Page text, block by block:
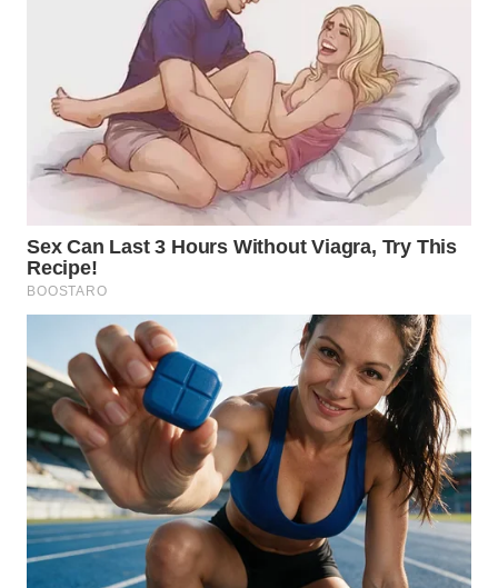
KARO
WN
SIMALUNGUN
LABUHANBATU
WN
TAPANULI
TENGAH
WN DELI
SERDANG
WN
TEBING
TINGGI